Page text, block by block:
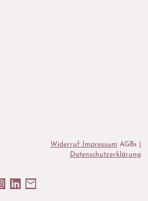
Widerruf Impressum AGBs |
Datenschutzerklärung